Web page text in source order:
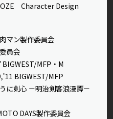
Character Design
マン製作委員会
員会
MFP・M
BIGWEST/MFP
に剣心 －明治剣客浪漫譚－
DAYS製作委員会